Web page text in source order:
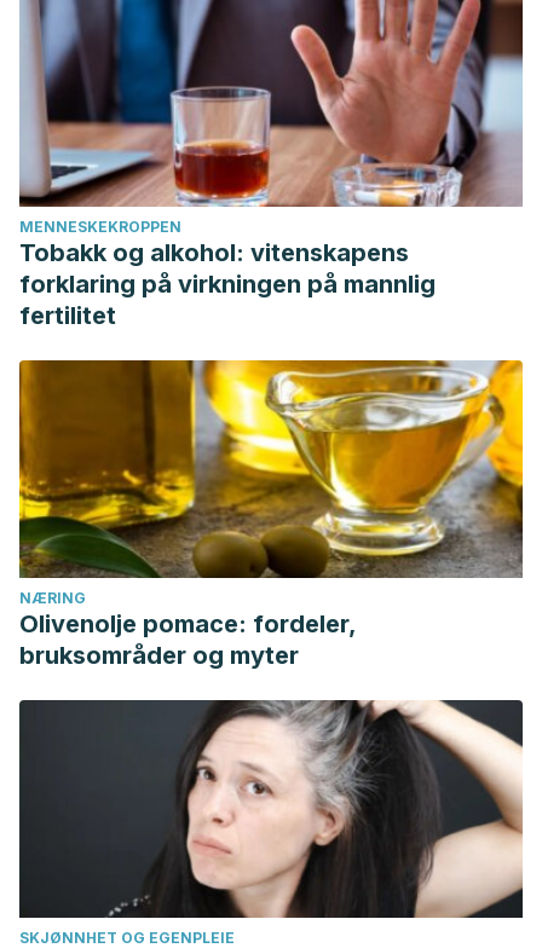
MENNESKEKROPPEN
Tobakk og alkohol: vitenskapens
forklaring på virkningen på mannlig
fertilitet
NÆRING
Olivenolje pomace: fordeler,
bruksområder og myter
SKJØNNHET OG EGENPLEIE